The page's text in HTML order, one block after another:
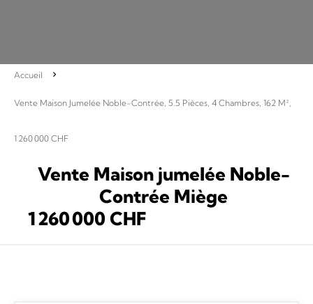
Accueil
Vente Maison Jumelée Noble-Contrée, 5.5 Pièces, 4 Chambres, 162 M²,
1 260 000 CHF
Vente Maison jumelée Noble-
Contrée Miège
1 260 000 CHF